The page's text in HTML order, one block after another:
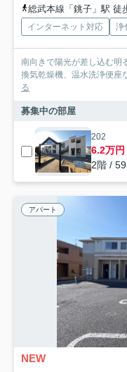
総武本線「銚子」駅 徒
インターネット対応 浄
南向きで陽光が差し込む明
換気乾燥機、温水洗浄便座
る
募集中の部屋
202
6.2万円
2階 /
アパート
NEW